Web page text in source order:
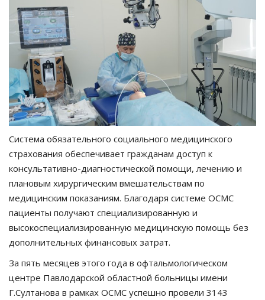
Система обязательного социального медицинского
страхования обеспечивает гражданам доступ к
консультативно-диагностической помощи, лечению и
плановым хирургическим вмешательствам по
медицинским показаниям. Благодаря системе ОСМС
пациенты получают специализированную и
высокоспециализированную медицинскую помощь без
дополнительных финансовых затрат.
За пять месяцев этого года в офтальмологическом
центре Павлодарской областной больницы имени
Г.Султанова в рамках ОСМС успешно провели 3143